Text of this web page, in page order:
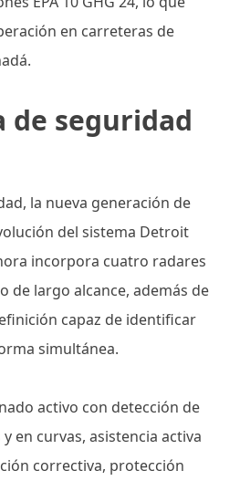
en carreteras de
de seguridad
la nueva generación de
del sistema Detroit
incorpora cuatro radares
de largo alcance, además de
capaz de identificar
simultánea.
activo con detección de
en curvas, asistencia activa
correctiva, protección